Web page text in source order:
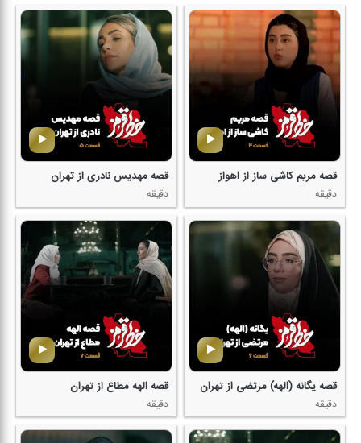
قصه مریم كاشی ساز از اهواز
دقیقه
قصه مهدیس نادری از تهران
دقیقه
قصه یگانه (الهه) مرتضی از تهران
دقیقه
قصه الهه مطاع از تهران
دقیقه